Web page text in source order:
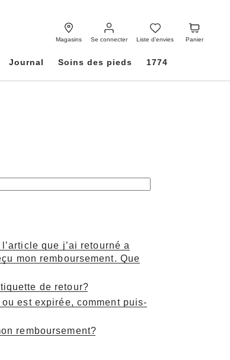
Magasins Se connecter
connecter
Liste d’envies
Liste
d’envies
Panier
Panier
Journal Soins des pieds 1774
que j’ai retourné a
mon remboursement. Que
de retour?
est expirée, comment puis-
remboursement?